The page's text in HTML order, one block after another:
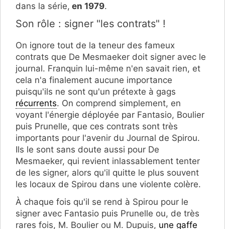
dans la série, en 1979.
Son rôle : signer "les contrats" !
On ignore tout de la teneur des fameux
contrats que De Mesmaeker doit signer avec le
journal. Franquin lui-même n'en savait rien, et
cela n'a finalement aucune importance
puisqu'ils ne sont qu'un prétexte à gags
récurrents. On comprend simplement, en
voyant l'énergie déployée par Fantasio, Boulier
puis Prunelle, que ces contrats sont très
importants pour l'avenir du Journal de Spirou.
Ils le sont sans doute aussi pour De
Mesmaeker, qui revient inlassablement tenter
de les signer, alors qu'il quitte le plus souvent
les locaux de Spirou dans une violente colère.
À chaque fois qu'il se rend à Spirou pour le
signer avec Fantasio puis Prunelle ou, de très
rares fois, M. Boulier ou M. Dupuis, une gaffe